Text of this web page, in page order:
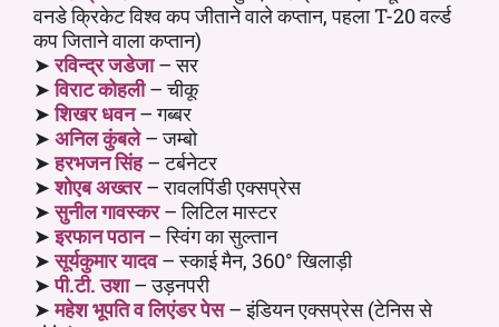
वनडे क्रिकेट विश्व कप जीताने वाले कप्तान, पहला T-20 वर्ल्ड
कप जिताने वाला कप्तान)
➤रविन्द्र जडेजा– सर
➤विराट कोहली– चीकू
➤शिखर धवन– गब्बर
➤ अनिल कुंबले– जम्बो
➤हरभजन सिंह– टर्बनेटर
➤शोएब अख्तर– रावलपिंडी एक्सप्रेस
➤सुनील गावस्कर – लिटिल मास्टर
➤इरफान पठान– स्विंग का सुल्तान
➤सूर्यकुमार यादव– स्काई मैन, 360° खिलाड़ी
➤पी.टी. उशा– उड़नपरी
➤महेश भूपति व लिएंडर पेस– इंडियन एक्सप्रेस (टेनिस से